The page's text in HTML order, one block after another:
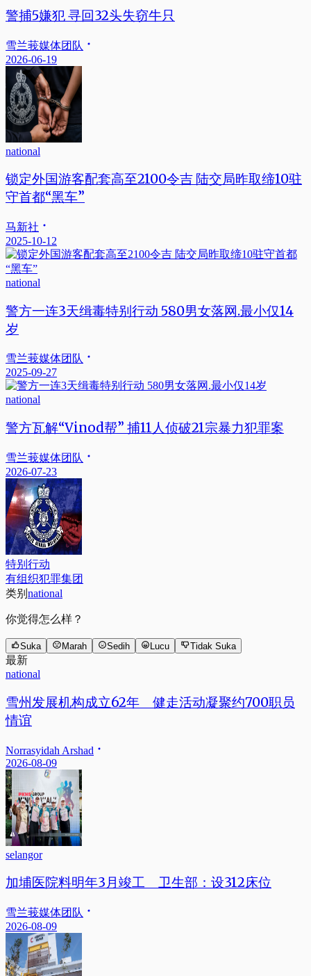
警捕5嫌犯 寻回32头失窃牛只
雪兰莪媒体团队
2026-06-19
national
锁定外国游客配套高至2100令吉 陆交局昨取缔10驻
守首都“黑车”
马新社
2025-10-12
national
警方一连3天缉毒特别行动 580男女落网.最小仅14
岁
雪兰莪媒体团队
2025-09-27
national
警方瓦解“Vinod帮” 捕11人侦破21宗暴力犯罪案
雪兰莪媒体团队
2026-07-23
特别行动
有组织犯罪集团
类别 national
你觉得怎么样？
Suka Marah Sedih Lucu Tidak Suka
最新
national
雪州发展机构成立62年 健走活动凝聚约700职员
情谊
Norrasyidah Arshad
2026-08-09
selangor
加埔医院料明年3月竣工 卫生部：设312床位
雪兰莪媒体团队
2026-08-09